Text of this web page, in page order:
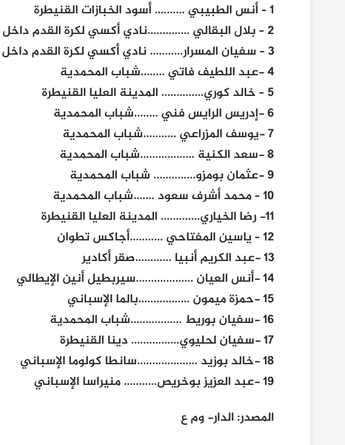
1 – أنس الطبيبي ………. أسود الخبازات القنيطرة
2 – بلال البقالي …………..نادي أكسي لكرة القدم داخل القاعة الفرنسي
3 – سفيان المسرار……….. نادي أكسي لكرة القدم داخل القاعة الفرنسي
4 -عبد اللطيف فاتي ……..شباب المحمدية
5 – خالد كوري………….. المدينة العليا القنيطرة
6 -إدريس الرايس فني ……..شباب المحمدية
7 -يوسف المزراعي ………..شباب المحمدية
8 -سعد الكنية ………………شباب المحمدية
9 -عثمان بومزو………….. شباب المحمدية
10 – محمد أشرف سعود …….شباب المحمدية
11- رضا الخياري…………. المدينة العليا القنيطرة
12 – ياسين المفتاحي ………..أجاكس تطوان
13 -عبد الكريم أنبيا …………صقر أكادير
14 -أنس العيان ……………….سيربطيل أنين الإيطالي
15 -حمزة ميمون ……………..بالما الإسباني
16 -سفيان بوريط ……………..شباب المحمدية
17 -سفيان لحليوي……………. دينا القنيطرة
18 -خالد بوزيد ………………..سانطا كولوما الإسباني
19 -عبد العزيز بوخريص……….. منيراسا الإسباني
المصدر: الدار- وم ع